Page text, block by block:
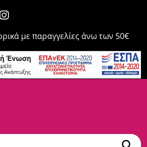
με παραγγελίες άνω των 50€